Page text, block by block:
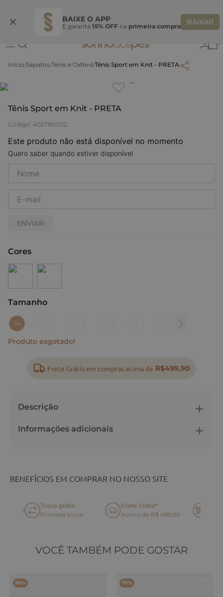
BAIXE O APP
E garanta 15% OFF na primeira compra BAIXAR
Ganhe 10% OFF na coleção utilizando o código do seu vendedor*
Sapatos Tênis e Oxford Tênis Sport em Knit - PRETA
Tênis Sport em Knit - PRETA
Código: 405780002
Este produto não está disponível no momento
Quero saber quando estiver disponível
ENVIAR
Cores
Tamanho
: 34
34
Produto esgotado!
Frete Grátis em compras acima de R$499,90
Descrição
Informações adicionais
BENEFÍCIOS EM COMPRAR NO NOSSO SITE
Frete Grátis*
Acima de R$ 499,90
Parcelamento até 6x
sem juros no cartão
VOCÊ TAMBÉM PODE GOSTAR
58% 70%